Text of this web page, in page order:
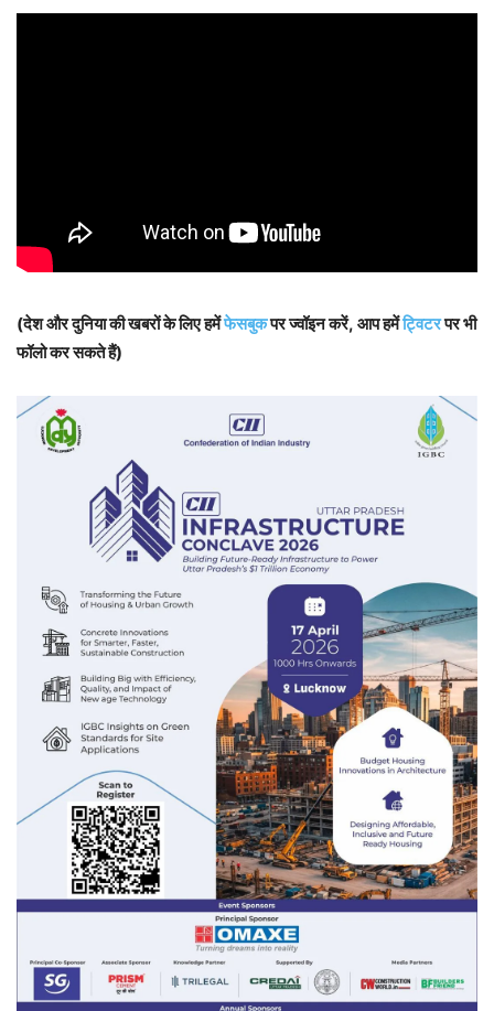
(देश और दुनिया की खबरों के लिए हमेंफेसबुकपर ज्वॉइन करें, आप हमेंट्विटरपर भी
फॉलो कर सकते हैं)